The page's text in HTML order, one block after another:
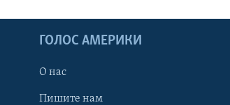
ГОЛОС АМЕРИКИ
О нас
Пишите нам